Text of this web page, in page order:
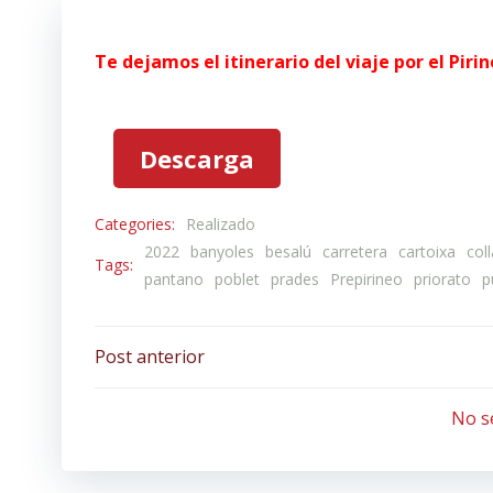
Te dejamos el itinerario del viaje por el
Descarga
Categories:
Realizado
Tags:
2022 banyoles besalú carretera cartoixa
pantano
poblet prades Prepirineo priorato
Navegación
las
Post anterior
No